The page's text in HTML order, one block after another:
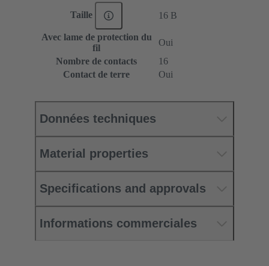
Taille 16 B
Avec lame de protection du
fil
Oui
Nombre de contacts
16
Contact de terre
Oui
Données techniques
Material properties
Specifications and approvals
Informations commerciales